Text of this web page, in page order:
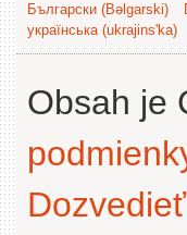
Български (Bəlgarski)
українська (ukrajins'ka)
Obsah je